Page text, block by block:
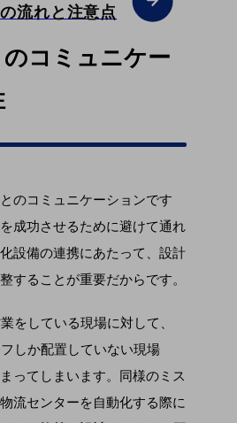
流れと注意点
コミュニケー
のコミュニケーションです
成功させるために避けて通れ
設備の連携にあたって、設計
することが重要だからです。
をしている現場に対して、
しか配置していない現場
ってしまいます。同様のミス
流センターを自動化する際に